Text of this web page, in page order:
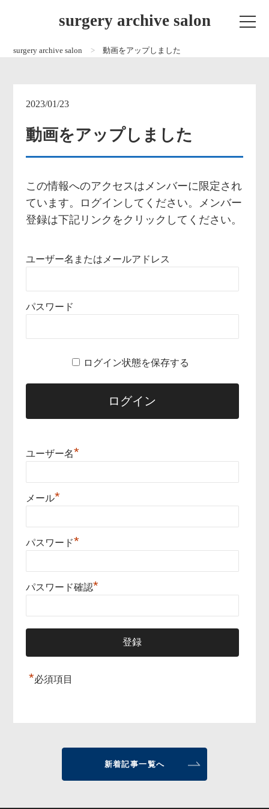
surgery archive salon
surgery archive salon 動画をアップしました
2023/01/23
動画をアップしました
この情報へのアクセスはメンバーに限定され
ています。ログインしてください。メンバー
登録は下記リンクをクリックしてください。
ユーザー名またはメールアドレス
パスワード
ログイン状態を保存する
ユーザー名*
メール*
パスワード*
パスワード確認*
*必須項目
新着記事一覧へ